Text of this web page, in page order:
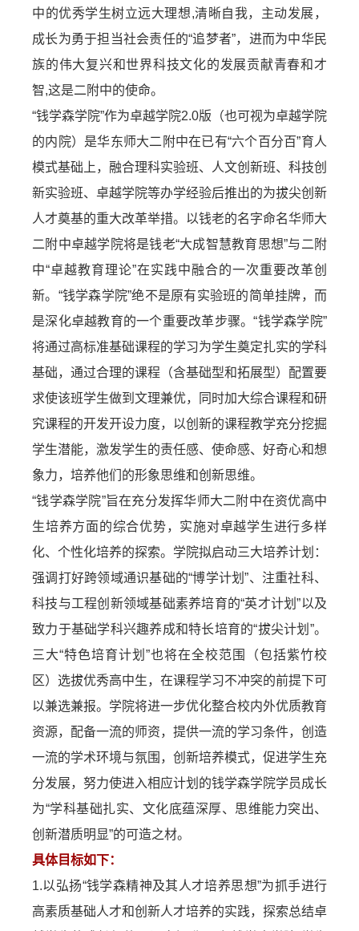
中的优秀学生树立远大理想,清晰自我，主动发展，
成长为勇于担当社会责任的“追梦者”，进而为中华民
族的伟大复兴和世界科技文化的发展贡献青春和才
智,这是二附中的使命。
“钱学森学院”作为卓越学院2.0版（也可视为卓越学院
的内院）是华东师大二附中在已有“六个百分百”育人
模式基础上，融合理科实验班、人文创新班、科技创
新实验班、卓越学院等办学经验后推出的为拔尖创新
人才奠基的重大改革举措。以钱老的名字命名华师大
二附中卓越学院将是钱老“大成智慧教育思想”与二附
中“卓越教育理论”在实践中融合的一次重要改革创
新。“钱学森学院”绝不是原有实验班的简单挂牌，而
是深化卓越教育的一个重要改革步骤。“钱学森学院”
将通过高标准基础课程的学习为学生奠定扎实的学科
基础，通过合理的课程（含基础型和拓展型）配置要
求使该班学生做到文理兼优，同时加大综合课程和研
究课程的开发开设力度，以创新的课程教学充分挖掘
学生潜能，激发学生的责任感、使命感、好奇心和想
象力，培养他们的形象思维和创新思维。
“钱学森学院”旨在充分发挥华师大二附中在资优高中
生培养方面的综合优势，实施对卓越学生进行多样
化、个性化培养的探索。学院拟启动三大培养计划：
强调打好跨领域通识基础的“博学计划”、注重社科、
科技与工程创新领域基础素养培育的“英才计划”以及
致力于基础学科兴趣养成和特长培育的“拔尖计划”。
三大“特色培育计划”也将在全校范围（包括紫竹校
区）选拔优秀高中生，在课程学习不冲突的前提下可
以兼选兼报。学院将进一步优化整合校内外优质教育
资源，配备一流的师资，提供一流的学习条件，创造
一流的学术环境与氛围，创新培养模式，促进学生充
分发展，努力使进入相应计划的钱学森学院学员成长
为“学科基础扎实、文化底蕴深厚、思维能力突出、
创新潜质明显”的可造之材。
具体目标如下：
1.以弘扬“钱学森精神及其人才培养思想”为抓手进行
高素质基础人才和创新人才培养的实践，探索总结卓